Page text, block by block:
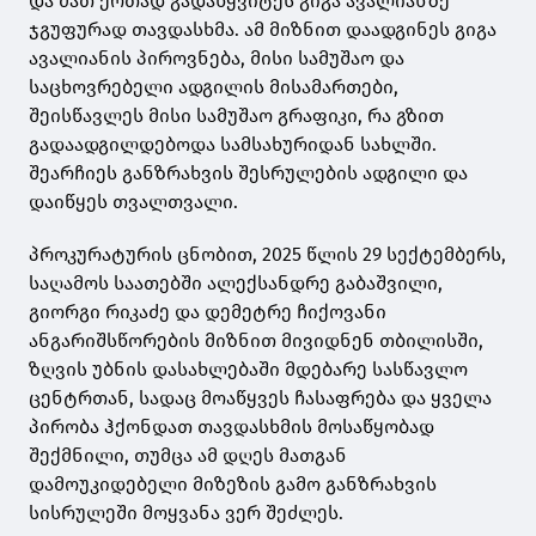
ჯგუფურად თავდასხმა. ამ მიზნით დაადგინეს გიგა
ავალიანის პიროვნება, მისი სამუშაო და
საცხოვრებელი ადგილის მისამართები,
შეისწავლეს მისი სამუშაო გრაფიკი, რა გზით
გადაადგილდებოდა სამსახურიდან სახლში.
შეარჩიეს განზრახვის შესრულების ადგილი და
დაიწყეს თვალთვალი.
პროკურატურის ცნობით, 2025 წლის 29 სექტემბერს,
საღამოს საათებში ალექსანდრე გაბაშვილი,
გიორგი რიკაძე და დემეტრე ჩიქოვანი
ანგარიშსწორების მიზნით მივიდნენ თბილისში,
ზღვის უბნის დასახლებაში მდებარე სასწავლო
ცენტრთან, სადაც მოაწყვეს ჩასაფრება და ყველა
პირობა ჰქონდათ თავდასხმის მოსაწყობად
შექმნილი, თუმცა ამ დღეს მათგან
დამოუკიდებელი მიზეზის გამო განზრახვის
სისრულეში მოყვანა ვერ შეძლეს.